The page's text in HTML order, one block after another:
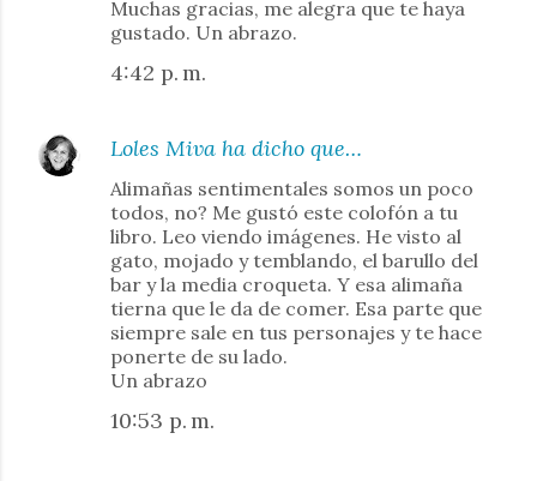
Muchas gracias, me alegra que te haya
gustado. Un abrazo.
4:42 p. m.
Loles Miva ha dicho que…
Alimañas sentimentales somos un poco
todos, no? Me gustó este colofón a tu
libro. Leo viendo imágenes. He visto al
gato, mojado y temblando, el barullo del
bar y la media croqueta. Y esa alimaña
tierna que le da de comer. Esa parte que
siempre sale en tus personajes y te hace
ponerte de su lado.
Un abrazo
10:53 p. m.